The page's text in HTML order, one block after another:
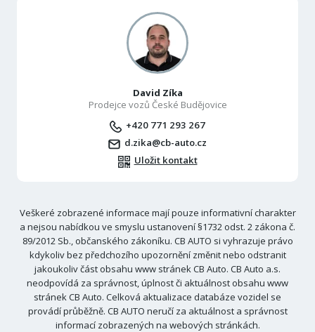
David Zíka
Prodejce vozů České Budějovice
+420 771 293 267
d.zika@cb-auto.cz
Uložit kontakt
Veškeré zobrazené informace mají pouze informativní charakter
a nejsou nabídkou ve smyslu ustanovení §1732 odst. 2 zákona č.
89/2012 Sb., občanského zákoníku. CB AUTO si vyhrazuje právo
kdykoliv bez předchozího upozornění změnit nebo odstranit
jakoukoliv část obsahu www stránek CB Auto. CB Auto a.s.
neodpovídá za správnost, úplnost či aktuálnost obsahu www
stránek CB Auto. Celková aktualizace databáze vozidel se
provádí průběžně. CB AUTO neručí za aktuálnost a správnost
informací zobrazených na webových stránkách.